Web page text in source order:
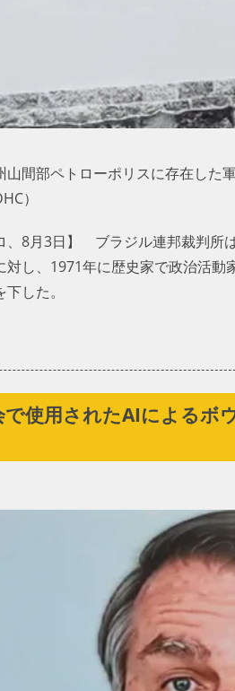
山間部ペトローポリスに存在した
）
、8月3日】 ブラジル連邦裁判所
対し、1971年に歴史家で政治活
した。
で使用されたAIによるボ